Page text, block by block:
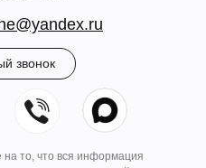
звонок
то, что вся информация